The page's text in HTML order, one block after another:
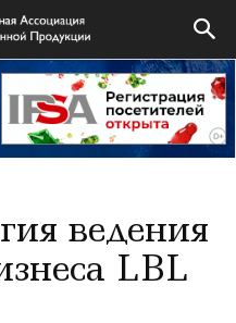
ведения
LBL